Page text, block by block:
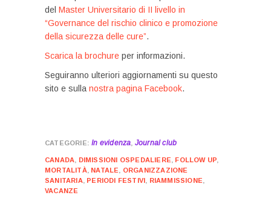
del Master Universitario di II livello in
“Governance del rischio clinico e promozione
della sicurezza delle cure”.
Scarica la brochure per informazioni.
Seguiranno ulteriori aggiornamenti su questo
sito e sulla nostra pagina Facebook.
In evidenza, Journal club
CANADA, DIMISSIONI OSPEDALIERE, FOLLOW UP,
MORTALITÀ, NATALE, ORGANIZZAZIONE
SANITARIA, PERIODI FESTIVI , RIAMMISSIONE,
VACANZE